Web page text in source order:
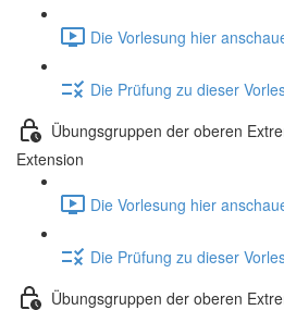
Die Vorlesung hier
Die Prüfung zu dieser
Übungsgruppen der oberen
Extension
Die Vorlesung hier
Die Prüfung zu dieser
Übungsgruppen der oberen